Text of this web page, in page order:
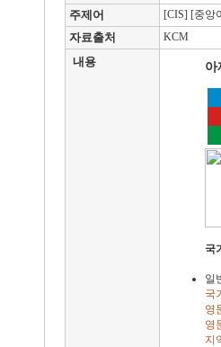
주제어 [CIS] [중앙
자료출처 KCM
내용
아
국
일
국
영
영
지